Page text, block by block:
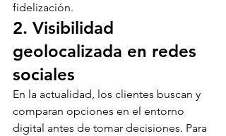
fidelización.
2. Visibilidad
geolocalizada en redes
sociales
En la actualidad, los clientes buscan y
comparan opciones en el entorno
digital antes de tomar decisiones. Para